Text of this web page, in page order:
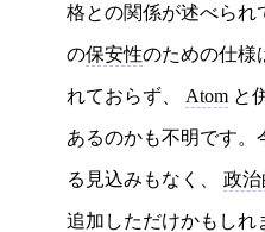
格との関係が述べられ
の保安性のための仕様
れておらず、 Atom と
あるのかも不明です。
る見込みもなく、 政治
追加しただけかもしれ